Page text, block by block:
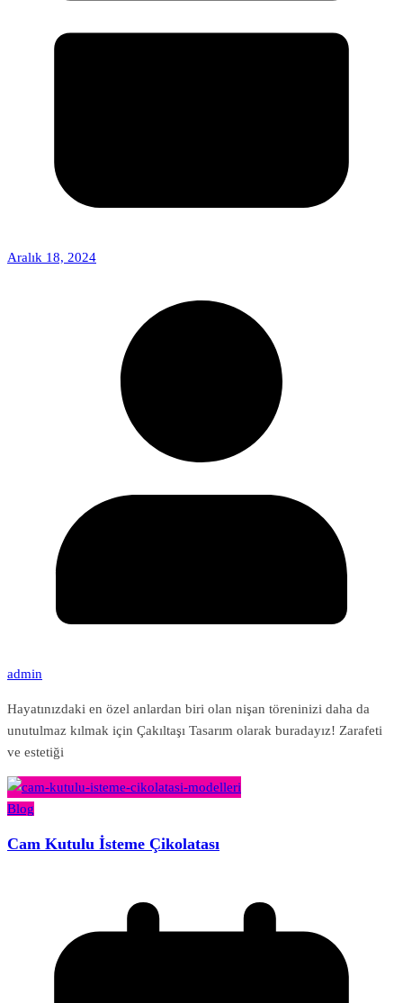
Aralık 18, 2024
admin
Hayatınızdaki en özel anlardan biri olan nişan töreninizi daha da
unutulmaz kılmak için Çakıltaşı Tasarım olarak buradayız! Zarafeti
ve estetiği
Blog
Cam Kutulu İsteme Çikolatası